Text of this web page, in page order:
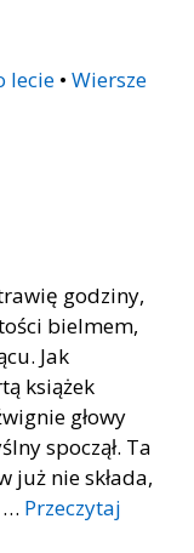
lecie • Wiersze
godziny,
bielmem,
Jak
książek
głowy
spoczął. Ta
już nie składa,
… Przeczytaj